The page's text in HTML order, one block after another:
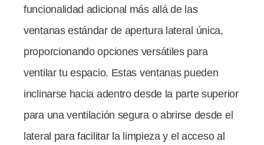
funcionalidad adicional más allá de las
ventanas estándar de apertura lateral única,
proporcionando opciones versátiles para
ventilar tu espacio. Estas ventanas pueden
inclinarse hacia adentro desde la parte superior
para una ventilación segura o abrirse desde el
lateral para facilitar la limpieza y el acceso al